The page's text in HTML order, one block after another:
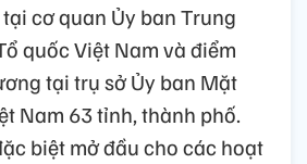
cơ quan Ủy ban Trung
quốc Việt Nam và điểm
tại trụ sở Ủy ban Mặt
Nam 63 tỉnh, thành phố.
biệt mở đầu cho các hoạt